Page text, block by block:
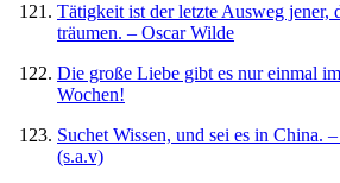
Tätigkeit ist der letzte Ausweg jener,
träumen. – Oscar Wilde
Die große Liebe gibt es nur einmal
Wochen!
Suchet Wissen, und sei es in China.
(s.a.v)